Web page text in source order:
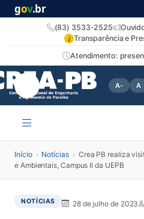
gov.br
Atendimento:
(83) 3533-2525
i Transparência e
A- A
Início › Notícias › Crea PB realiza
e Ambientais, Campus II da UEPB
NOTÍCIAS 28 de julho de 2023